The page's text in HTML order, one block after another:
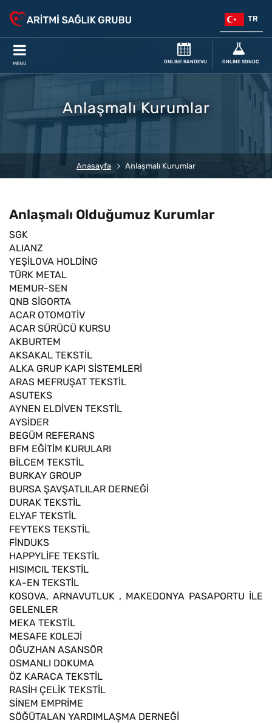
TR
MENU ONLINE RANDEVU ONLINE SONUÇ
Anlaşmalı Kurumlar
Anasayfa Anlaşmalı Kurumlar
Anlaşmalı Olduğumuz Kurumlar
SGK
ALIANZ
YEŞİLOVA HOLDİNG
TÜRK METAL
MEMUR-SEN
QNB SİGORTA
ACAR OTOMOTİV
ACAR SÜRÜCÜ KURSU
AKBURTEM
AKSAKAL TEKSTİL
ALKA GRUP KAPI SİSTEMLERİ
ARAS MEFRUŞAT TEKSTİL
ASUTEKS
AYNEN ELDİVEN TEKSTİL
AYSİDER
BEGÜM REFERANS
BFM EĞİTİM KURULARI
BİLCEM TEKSTİL
BURKAY GROUP
BURSA ŞAVŞATLILAR DERNEĞİ
DURAK TEKSTİL
ELYAF TEKSTİL
FEYTEKS TEKSTİL
FİNDUKS
HAPPYLİFE TEKSTİL
HISIMCIL TEKSTİL
KA-EN TEKSTİL
KOSOVA, ARNAVUTLUK , MAKEDONYA PASAPORTU İLE
GELENLER
MEKA TEKSTİL
MESAFE KOLEJİ
OĞUZHAN ASANSÖR
OSMANLI DOKUMA
ÖZ KARACA TEKSTİL
RASİH ÇELİK TEKSTİL
SİNEM EMPRİME
SÖĞÜTALAN YARDIMLAŞMA DERNEĞİ